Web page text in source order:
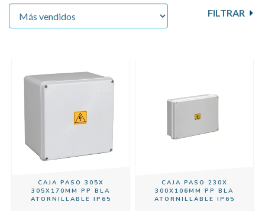
FILTRAR
CAJA PASO 305X
305X170MM PP BLA
ATORNILLABLE IP65
CAJA PASO 230X
300X106MM PP BLA
ATORNILLABLE IP65